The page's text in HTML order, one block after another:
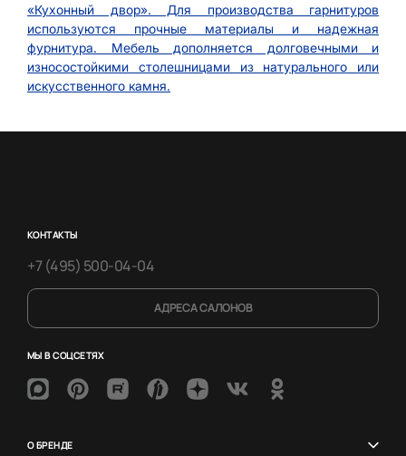
«Кухонный двор». Для производства гарнитуров
используются прочные материалы и надежная
фурнитура. Мебель дополняется долговечными и
износостойкими столешницами из натурального или
искусственного камня.
КОНТАКТЫ
+7 (495) 500-04-04
АДРЕСА САЛОНОВ
МЫ В СОЦСЕТЯХ
О БРЕНДЕ